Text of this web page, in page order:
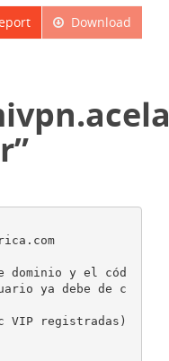
Download
dominio y el cód
ya debe de c
VIP registradas)